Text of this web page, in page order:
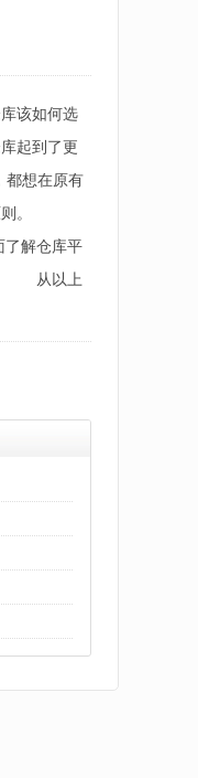
该如何选
起到了更
想在原有
原则。
解仓库平
。 从以上